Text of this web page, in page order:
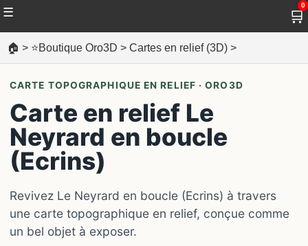
☰ 🛒
0
🏠 > ⭐Boutique Oro3D > Cartes en relief (3D) >
CARTE TOPOGRAPHIQUE EN RELIEF · ORO3D
Carte en relief Le
Neyrard en boucle
(Ecrins)
Revivez Le Neyrard en boucle (Ecrins) à travers
une carte topographique en relief, conçue comme
un bel objet à exposer.